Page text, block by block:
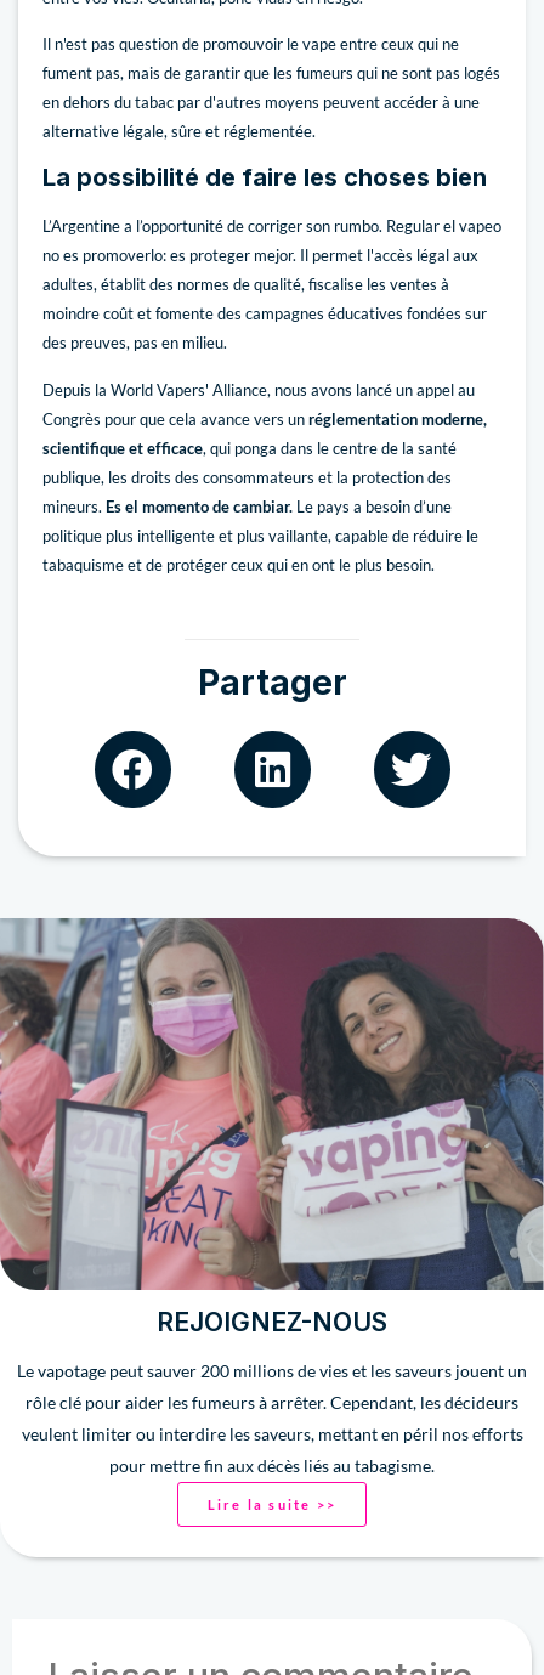
Il n'est pas question de promouvoir le vape entre ceux qui ne
fument pas, mais de garantir que les fumeurs qui ne sont pas logés
en dehors du tabac par d'autres moyens peuvent accéder à une
alternative légale, sûre et réglementée.
La possibilité de faire les choses bien
L’Argentine a l’opportunité de corriger son rumbo. Regular el vapeo
no es promoverlo: es proteger mejor. Il permet l'accès légal aux
adultes, établit des normes de qualité, fiscalise les ventes à
moindre coût et fomente des campagnes éducatives fondées sur
des preuves, pas en milieu.
Depuis la World Vapers' Alliance, nous avons lancé un appel au
Congrès pour que cela avance vers unréglementation moderne,
scientifique et efficace, qui ponga dans le centre de la santé
publique, les droits des consommateurs et la protection des
mineurs. Es el momento de cambiar. Le pays a besoin d’une
politique plus intelligente et plus vaillante, capable de réduire le
tabaquisme et de protéger ceux qui en ont le plus besoin.
Partager
REJOIGNEZ-NOUS
Le vapotage peut sauver 200 millions de vies et les saveurs jouent un
rôle clé pour aider les fumeurs à arrêter. Cependant, les décideurs
veulent limiter ou interdire les saveurs, mettant en péril nos efforts
pour mettre fin aux décès liés au tabagisme.
Lire la suite >>